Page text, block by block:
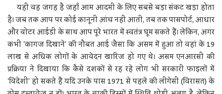
यही वह जगह है जहाँ आम आदमी के लिए सबसे बड़ा संकट खड़ा होता
है। जब तक आप पर कोई कानूनी आंच नहीं आती, तब तक पासपोर्ट, आधार
और वोटर आईडी के साथ आप पूरे भारत में स्वतंत्र घूम सकते हैं। लेकिन, अगर
कभी 'कागज दिखाने' की नौबत आई जैसा कि असम में हुआ तो वहां के 19
लाख से अधिक लोगों के आवेदन खारिज हो गए थे। असम एनआरसी की
प्रक्रिया ने दिखाया कि कैसे दशकों से रह रहे लोग भी सरकारी फाइलों में
'विदेशी' हो सकते हैं यदि उनके पास 1971 से पहले की लीगेसी (विरासत) के